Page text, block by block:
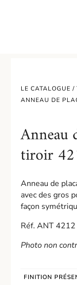
LE CATALOGUE /
ANNEAU DE
Anneau
tiroir
Anneau de
avec des gros
façon
Réf. ANT 4212
Photo non
FINITION